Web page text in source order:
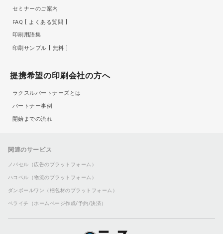
セミナーのご案内
FAQ
よくある質問
印刷用語集
印刷サンプル 無料
提携希望の印刷会社の方へ
ラクスルパートナーズとは
パートナー事例
開始までの流れ
関連のサービス
ノバセル（広告のプラットフォーム）
ハコベル（物流のプラットフォーム）
ダンボールワン（梱包材のプラットフォーム）
ペライチ（ホームページ作成/予約/決済）